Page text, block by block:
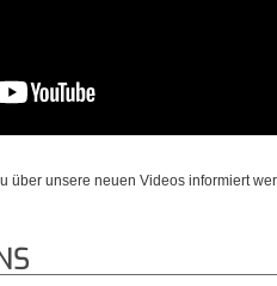
über unsere neuen Videos informiert